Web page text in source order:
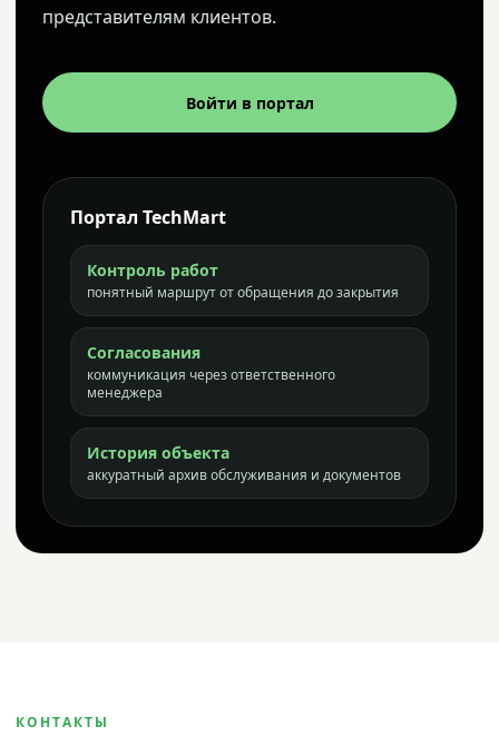
представителям клиентов.
Войти в портал
Портал TechMart
Контроль работ
понятный маршрут от обращения до закрытия
Согласования
коммуникация через ответственного
менеджера
История объекта
аккуратный архив обслуживания и документов
КОНТАКТЫ